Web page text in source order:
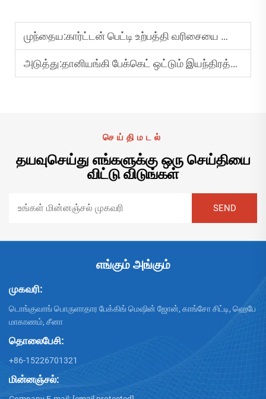
முந்தைய:கார்ட்டன் பெட்டி உற்பத்தி வரிசையை தொடங்க என்ன படிகள் தேவை?
அடுத்து:தானியங்கி பேக்கெட் ஒட்டும் இயந்திரத்தைப் பயன்படுத்துவதால் என்ன நன்மைகள் கிடைக்கும்?
செய்திமடல்
தயவுசெய்து எங்களுக்கு ஒரு செய்தியை
விட்டு விடுங்கள்
எங்கும் அங்கும்
முகவரி:
டொங்குவாங் பொருளாதார பேக்கிங் மெஷின் ஜோன், காங்சோ சிட்டி, ஹெபே
மாகாணம், சீனா
தொலைபேசி:
+86-15226701321
மின்னஞ்சல்: